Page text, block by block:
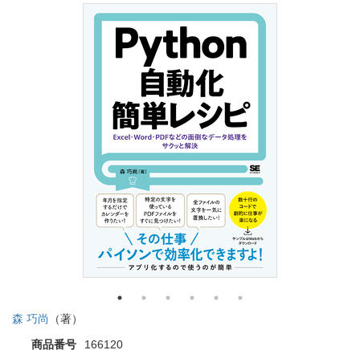
森 巧尚
（著）
商品番号
166120